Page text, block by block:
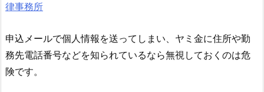
律事務所
申込メールで個人情報を送ってしまい、ヤミ金に住所や勤
務先電話番号などを知られているなら無視しておくのは危
険です。